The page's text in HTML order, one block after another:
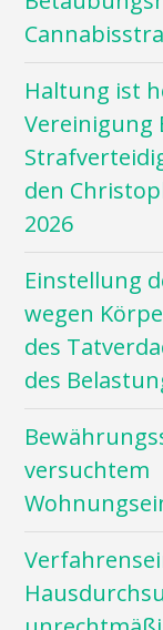
Haltung ist
Vereinigung
den
2026
Einstellung
wegen
des
des
versuchtem